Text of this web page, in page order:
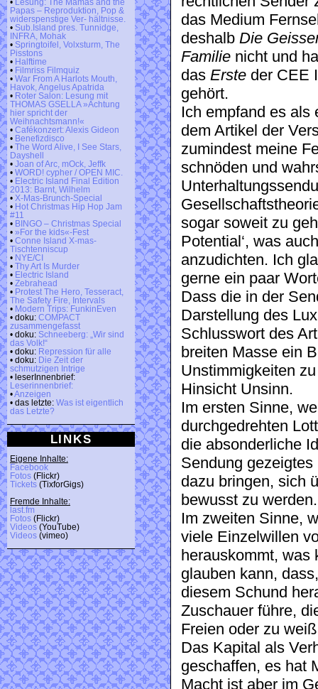
•
Lesung: The Mamas and the
Papas – Reproduktion, Pop &
widerspenstige Ver- hältnisse.
• Sub.Island pres. Tunnidge,
INFRA, Mohak
• Springtoifel, Volxsturm, The
Pisstons
• Halftime
• Filmriss Filmquiz
• War From A Harlots Mouth,
Havok, Angelus Apatrida
• Roter Salon: Lesung mit
THOMAS GSELLA »Achtung
hier spricht der
Weihnachtsmann!«
• Cafékonzert: Alexis Gideon
• Benefizdisco
• The Word Alive, I See Stars,
Dayshell
• Joan of Arc, mOck, Jeffk
• WORD! cypher / OPEN MIC.
• Electric Island Final Edition
2013: Barnt, Wilhelm
• X-Mas-Brunch-Special
• Hot Christmas Hip Hop Jam
#11
• BINGO – Christmas Special
• »For the kids«-Fest
• Conne Island X-mas-
Tischtenniscup
• NYE/CI
• Thy Art Is Murder
• Electric Island
• Zebrahead
• Protest The Hero, Tesseract,
The Safety Fire, Intervals
• Modern Trips: FunkinEven
• doku: COMPACT
zusammengefasst
• doku: Schneeberg: „Wir sind
das Volk!“
• doku: Repression für alle
• doku: Die Zeit der
schmutzigen Intrige
• leserInnenbrief:
Leserinnenbrief:
•Anzeigen
• das letzte: Was ist eigentlich
das Letzte?
LINKS
Eigene Inhalte:
Facebook
Fotos (Flickr)
Tickets (TixforGigs)
Fremde Inhalte:
last.fm
Fotos (Flickr)
Videos (YouTube)
Videos (vimeo)
das Medium
deshalb Die
Familie nicht und
das Erste der CEE
gehört.
Ich empfand es als
dem Artikel der
zumindest meine
schnöden und
sogar soweit zu
Potential‘, was
anzudichten. Ich
gerne ein paar
Dass die in der
Darstellung des
Schlusswort des
breiten Masse ein
Unstimmigkeiten
Hinsicht Unsinn.
Im ersten Sinne,
durchgedrehten
die absonderliche
Sendung
dazu bringen, sich
bewusst zu werden.
Im zweiten Sinne,
viele Einzelwillen
herauskommt, was
glauben kann,
diesem Schund
Zuschauer führe,
Freien oder zu
Das Kapital als
geschaffen, es hat
Macht ist aber im